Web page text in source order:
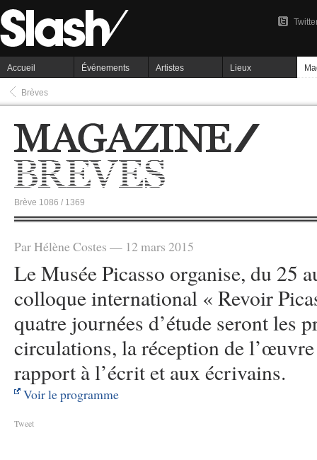
Accueil Événements Artistes Lieux
Brèves
Brève 1086 / 1369
Par Hélène Costes — 12 mars 2015
Le Musée Picasso organise, du 25
colloque international « Revoir
quatre journées d’étude seront les
circulations, la réception de
rapport à l’écrit et aux écrivains.
Voir le programme
Tweet